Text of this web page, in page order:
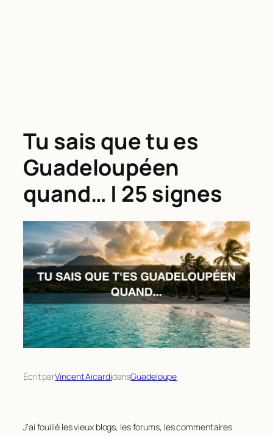
Tu sais que tu es
Guadeloupéen
quand… | 25 signes
Écrit parVincent AicardidansGuadeloupe
J’ai fouillé les vieux blogs, les forums, les commentaires